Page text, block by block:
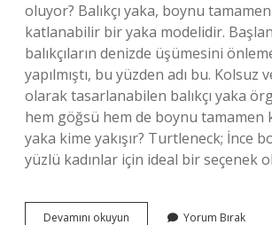
oluyor? Balıkçı yaka, boynu
katlanabilir bir yaka modelidir.
balıkçıların denizde üşümesini
yapılmıştı, bu yüzden adı bu. Kolsuz
olarak tasarlanabilen balıkçı yaka
hem göğsü hem de boynu tamamen
yaka kime yakışır? Turtleneck; İnce
yüzlü kadınlar için ideal bir seçenek
Devamını okuyun Yorum Bırak